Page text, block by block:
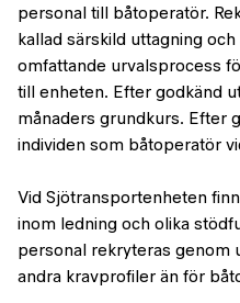
personal till båtoperatör.
kallad särskild uttagning
omfattande urvalsprocess
till enheten. Efter godkänd
månaders grundkurs. Efter
individen som båtoperatör
Vid Sjötransportenheten
inom ledning och olika
personal rekryteras genom
andra kravprofiler än för